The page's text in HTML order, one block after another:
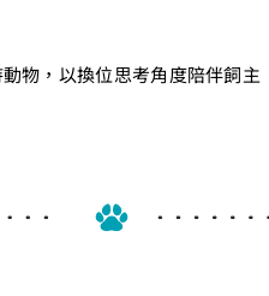
物，以換位思考角度陪伴飼主